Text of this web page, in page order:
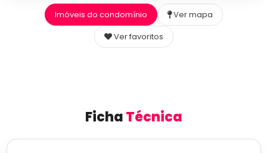
Imóveis do condomínio
Ver mapa
Ver favoritos
FichaTécnica